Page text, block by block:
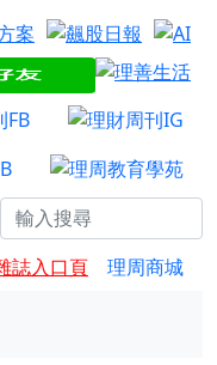
誌入口頁 理周商城